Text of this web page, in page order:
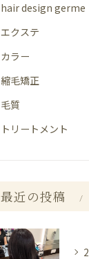
hair design germe
エクステ
カラー
縮毛矯正
毛質
トリートメント
最近の投稿